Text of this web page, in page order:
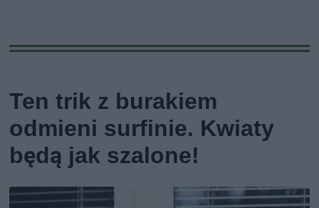
Ten trik z burakiem
odmieni surfinie. Kwiaty
będą jak szalone!